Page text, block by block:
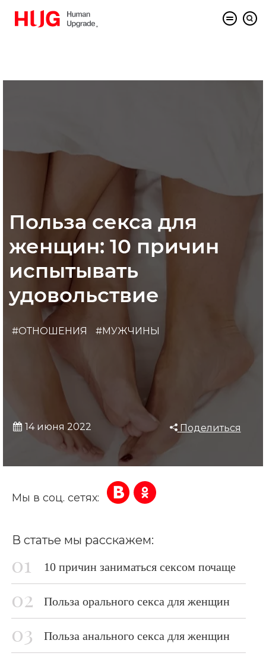
Польза секса для
женщин: 10 причин
испытывать
удовольствие
#ОТНОШЕНИЯ #МУЖЧИНЫ
14 июня 2022 Поделиться
Мы в соц. сетях:
В статье мы расскажем:
10 причин заниматься сексом почаще
Польза орального секса для женщин
Польза анального секса для женщин